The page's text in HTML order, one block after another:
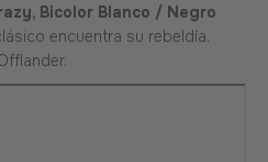
Bicolor Blanco / Negro
encuentra su rebeldía.